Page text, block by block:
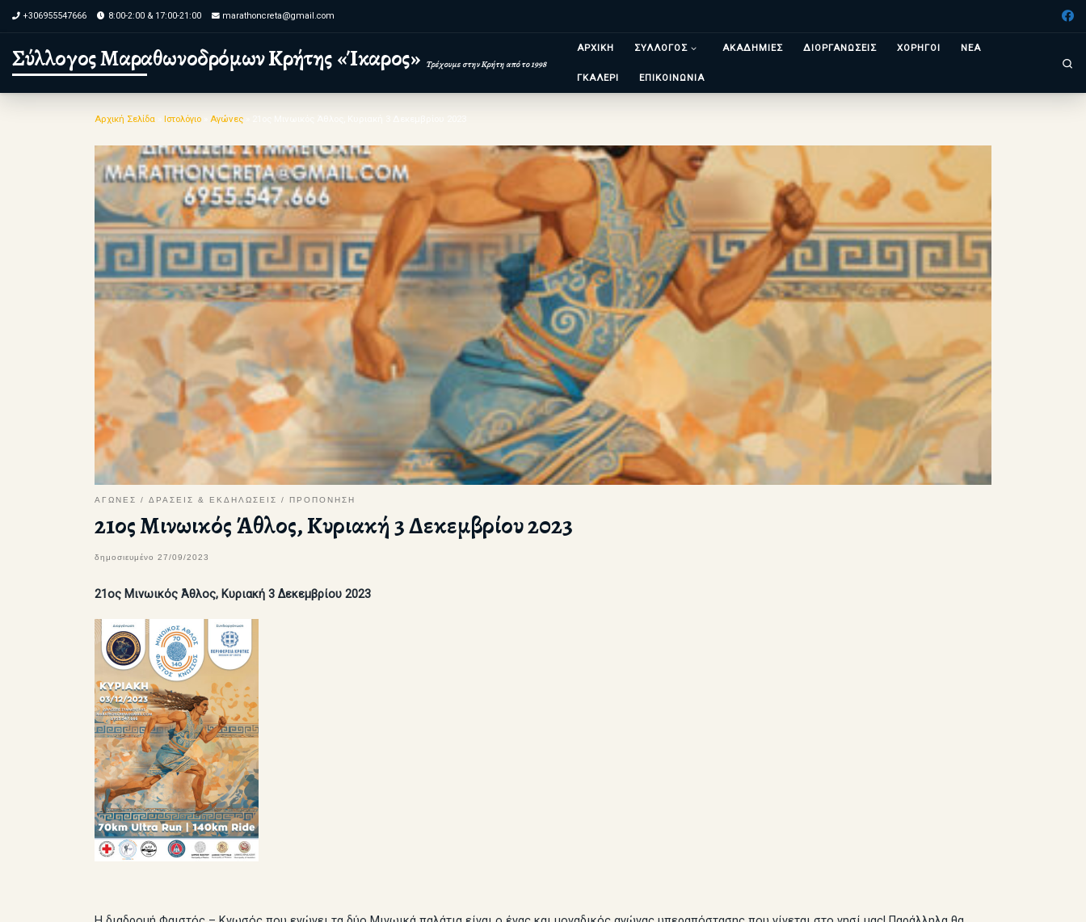
Skip to content
+306955547666 8:00-2:00 & 17:00-21:00 marathoncreta@gmail.com
Σύλλογος Μαραθωνοδρόμων Κρήτης «Ίκαρος» Τρέχουμε στην Κρήτη από το 1998
ΑΡΧΙΚΗ ΣΥΛΛΟΓΟΣ ΑΚΑΔΗΜΙΕΣ ΔΙΟΡΓΑΝΩΣΕΙΣ ΧΟΡΗΓΟΙ ΝΕΑ
ΓΚΑΛΕΡΙ ΕΠΙΚΟΙΝΩΝΙΑ
Αρχική Σελίδα Ιστολόγιο Αγώνες
ΑΓΩΝΕΣ ΔΡΑΣΕΙΣ & ΕΚΔΗΛΩΣΕΙΣ ΠΡΟΠΟΝΗΣΗ
21ος Μινωικός Άθλος, Κυριακή 3 Δεκεμβρίου 2023
δημοσιευμένο 27/09/2023
21ος Μινωικός Άθλος, Κυριακή 3 Δεκεμβρίου 2023